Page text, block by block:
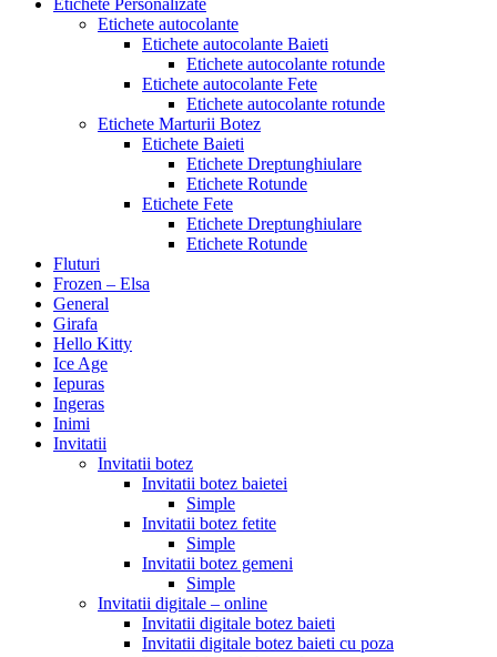
Etichete Personalizate
Etichete autocolante
Etichete autocolante Baieti
Etichete autocolante rotunde
Etichete autocolante Fete
Etichete autocolante rotunde
Etichete Marturii Botez
Etichete Baieti
Etichete Dreptunghiulare
Etichete Rotunde
Etichete Fete
Etichete Dreptunghiulare
Etichete Rotunde
Fluturi
Frozen – Elsa
General
Girafa
Hello Kitty
Ice Age
Iepuras
Ingeras
Inimi
Invitatii
Invitatii botez
Invitatii botez baietei
Simple
Invitatii botez fetite
Simple
Invitatii botez gemeni
Simple
Invitatii digitale – online
Invitatii digitale botez baieti
Invitatii digitale botez baieti cu poza